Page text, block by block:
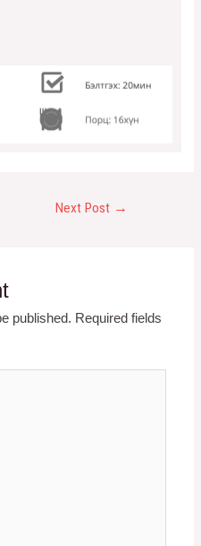
Next Post →
published. Required fields